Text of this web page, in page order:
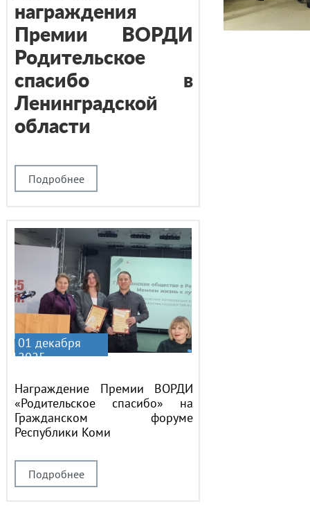
Подробнее
награждения
Премии ВОРДИ
Родительское
спасибо в
Ленинградской
области
Подробнее
Награждение Премии ВОРДИ
«Родительское спасибо» на
Гражданском форуме
Республики Коми
01 декабря
2025